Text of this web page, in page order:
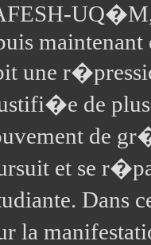
maintenant
une
de
de
et se
Dans
la